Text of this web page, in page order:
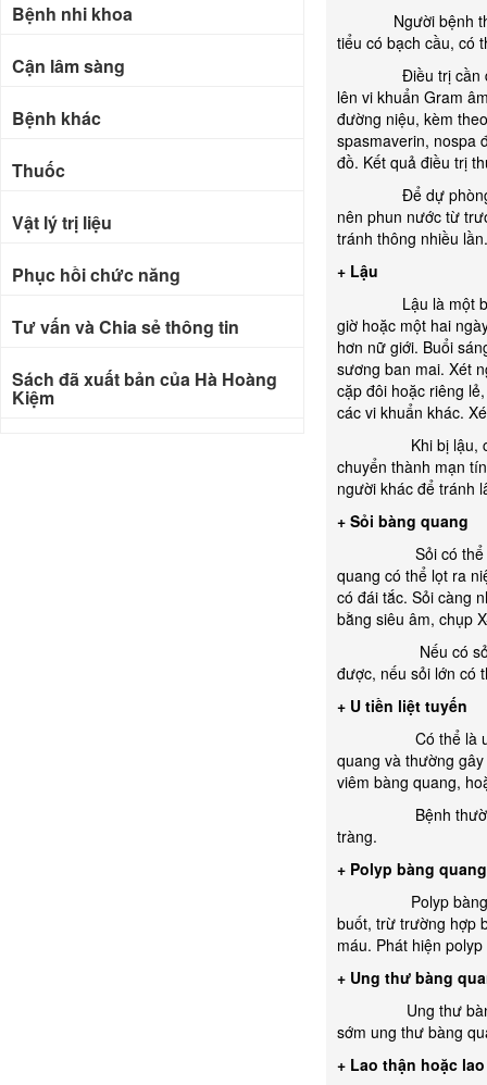
Người bệnh
tiểu có bạch cầu, có
Điều trị cần dùng
lên vi khuẩn Gram
đường niệu, kèm
spasmaverin, nospa
đồ. Kết quả điều trị
Để dự phòng, cần
nên phun nước từ
tránh thông nhiều lần.
+ Lậu
Lậu là một bệnh
giờ hoặc một hai
hơn nữ giới. Buổi
sương ban mai. Xét
cặp đôi hoặc riêng
các vi khuẩn khác.
Khi bị lậu, cần đi
chuyển thành mạn
người khác để tránh
+ Sỏi bàng quang
Sỏi có thể hình
quang có thể lọt ra
có đái tắc. Sỏi càng
bằng siêu âm, chụp
Nếu có sỏi bàng
được, nếu sỏi lớn có
+ U tiền liệt tuyến
Có thể là u xơ
quang và thường
viêm bàng quang,
Bệnh thường gặp
tràng.
+ Polyp bàng quang
Polyp bàng
buốt, trừ trường hợp
máu. Phát hiện
+ Ung thư bàng
Ung thư bàng
sớm ung thư bàng
+ Lao thận hoặc
Bệnh nhi khoa
Cận lâm sàng
Bệnh khác
Thuốc
Vật lý trị liệu
Phục hồi chức năng
Tư vấn và Chia sẻ thông tin
Sách đã xuất bản của Hà Hoàng
Kiệm